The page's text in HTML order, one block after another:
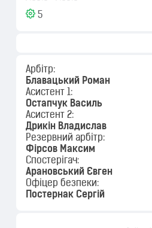
5
Арбітр:
Блавацький Роман
Асистент 1:
Остапчук Василь
Асистент 2:
Дрикін Владислав
Резервний арбітр:
Фірсов Максим
Спостерігач:
Арановський Євген
Офіцер безпеки:
Постернак Сергій